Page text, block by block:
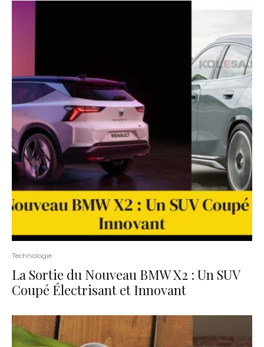
Technologie
La Sortie du Nouveau BMW X2 : Un SUV
Coupé Électrisant et Innovant